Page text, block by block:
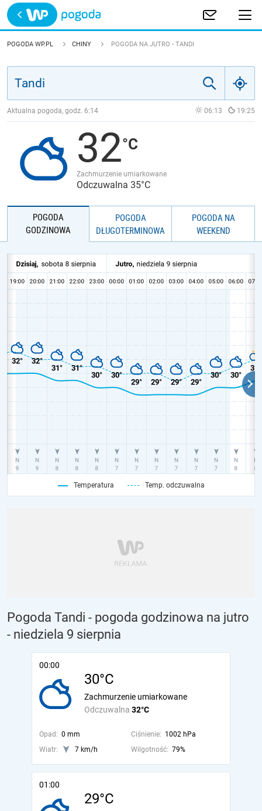
Trwa ładowanie
POLSKA
JAKOŚĆ POWIETRZA
POGODA WP.PL CHINY POGODA NA JUTRO - TANDI
Aktualna pogoda, godz. 6:14 06:13 19:25
32
Zachmurzenie umiarkowane
Odczuwalna 35°C
POGODA
GODZINOWA
POGODA
DŁUGOTERMINOWA
POGODA NA
WEEKEND
Temperatura Temp. odczuwalna
Pogoda Tandi - pogoda godzinowa na jutro
- niedziela 9 sierpnia
00:00
30°C
Odczuwalna 32°C
Zachmurzenie umiarkowane
Opad: 0 mm Ciśnienie: 1002 hPa
Wiatr:
7 km/h Wilgotność: 79%
01:00
29°C